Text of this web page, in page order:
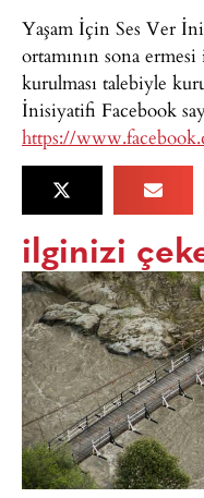
Yaşam İçin Ses Ver
ortamının sona
kurulması talebiyle
İnisiyatifi Facebook
https://
ilginizi